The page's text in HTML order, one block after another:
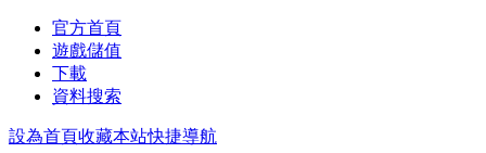
官方首頁
遊戲儲值
下載
資料搜索
設為首頁收藏本站快捷導航